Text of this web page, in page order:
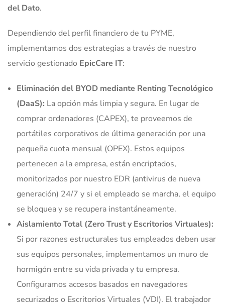
del Dato.
Dependiendo del perfil financiero de tu PYME,
implementamos dos estrategias a través de nuestro
servicio gestionado EpicCare IT:
Eliminación del BYOD mediante Renting Tecnológico
(DaaS): La opción más limpia y segura. En lugar de
comprar ordenadores (CAPEX), te proveemos de
portátiles corporativos de última generación por una
pequeña cuota mensual (OPEX). Estos equipos
pertenecen a la empresa, están encriptados,
monitorizados por nuestro EDR (antivirus de nueva
generación) 24/7 y si el empleado se marcha, el equipo
se bloquea y se recupera instantáneamente.
Aislamiento Total (Zero Trust y Escritorios Virtuales):
Si por razones estructurales tus empleados deben usar
sus equipos personales, implementamos un muro de
hormigón entre su vida privada y tu empresa.
Configuramos accesos basados en navegadores
securizados o Escritorios Virtuales (VDI). El trabajador